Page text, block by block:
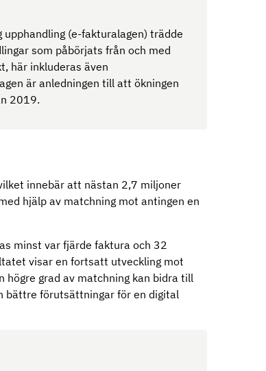
(e-fakturalagen) trädde
som påbörjats från och med
här inkluderas även
är anledningen till att ökningen
2019.
innebär att nästan 2,7 miljoner
hjälp av matchning mot antingen en
minst var fjärde faktura och 32
visar en fortsatt utveckling mot
högre grad av matchning kan bidra till
bättre förutsättningar för en digital